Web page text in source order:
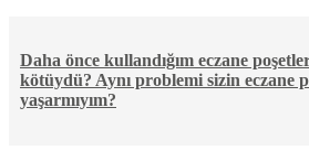
Daha önce kullandığım eczane
kötüydü? Aynı problemi sizin eczane
yaşarmıyım?